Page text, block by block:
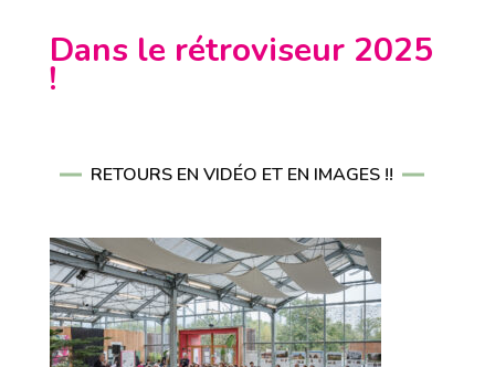
Dans le rétroviseur 2025
!
RETOURS EN VIDÉO ET EN IMAGES !!